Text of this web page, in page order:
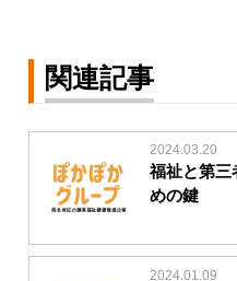
関連記事
2024.03.20
福祉と第三
めの鍵
2024.01.09